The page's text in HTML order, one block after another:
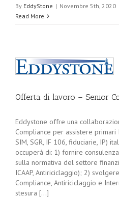
By EddyStone | Novembre 5th, 2020
Read More
Offerta di lavoro – Senior
Eddystone offre una
Compliance per assistere primari
SIM, SGR, IF 106, fiduciarie, IP)
occuperà di: 1) fornire
sulla normativa del settore
ICAAP, Antiriciclaggio); 2)
Compliance, Antiriciclaggio e
stesura [...]